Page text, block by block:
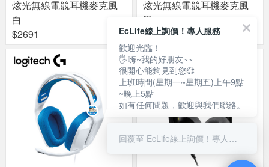
炫光無線電競耳機麥克風
白
$2691
炫光無線電競耳機麥克風
黑
$2691
EcLife線上詢價！專人服務
歡迎光臨！
🖐嗨~我的好朋友~~
很開心能夠見到您💞
上班時間(星期一~星期五)上午9點
~晚上5點
如有任何問題，歡迎與我們聯絡。
回覆至 EcLife線上詢價！專人服務